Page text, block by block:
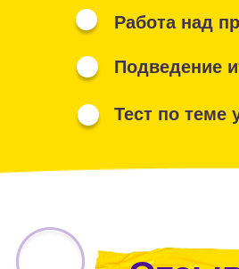
Тест по теме
Работа над
Подведение